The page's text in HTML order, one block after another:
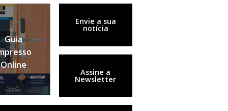
Guia
Online
Envie a sua
notícia
Assine a
Newsletter